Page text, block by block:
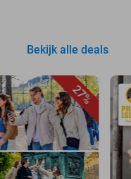
Bekijk alle deals
27%